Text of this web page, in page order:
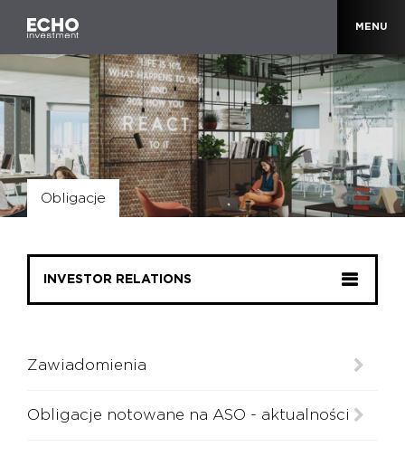
MENU
Obligacje
INVESTOR RELATIONS
Zawiadomienia
Obligacje notowane na ASO - aktualności